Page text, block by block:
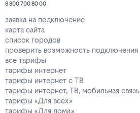
8 800 700 80 00
заявка на подключение
карта сайта
список городов
проверить возможность подключения
все тарифы
тарифы интернет
тарифы интернет с ТВ
тарифы интернет, ТВ, мобильная связь
тарифы «Для всех»
тарифы «Для дома»